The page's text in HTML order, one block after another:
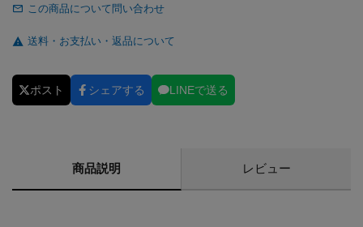
この商品について問い合わせ
送料・お支払い・返品について
ポスト シェアする LINEで送る
商品説明 レビュー